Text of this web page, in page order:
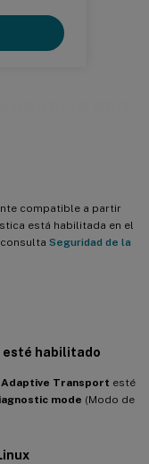
compatible a partir
está habilitada en el
Seguridad de la
habilitado
Transport esté
mode (Modo de